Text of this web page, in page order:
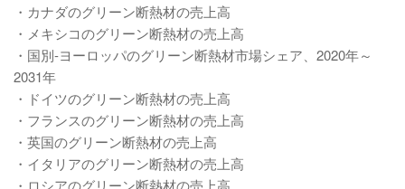
・カナダのグリーン断熱材の売上高
・メキシコのグリーン断熱材の売上高
・国別-ヨーロッパのグリーン断熱材市場シェア、2020年～
2031年
・ドイツのグリーン断熱材の売上高
・フランスのグリーン断熱材の売上高
・英国のグリーン断熱材の売上高
・イタリアのグリーン断熱材の売上高
・ロシアのグリーン断熱材の売上高